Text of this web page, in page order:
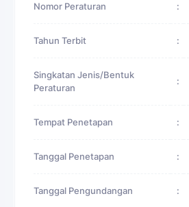
Nomor Peraturan :
Tahun Terbit :
Singkatan Jenis/Bentuk
Peraturan
:
Tempat Penetapan :
Tanggal Penetapan :
Tanggal Pengundangan :